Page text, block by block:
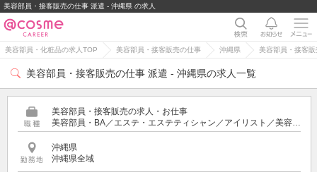
美容部員・接客販売の仕事 派遣 - 沖縄県 の求人
美容部員・化粧品の求人TOP 美容部員・接客販売の仕事 沖縄県 美容部員・接客
美容部員・接客販売の仕事 派遣 - 沖縄県の求人一覧
美容部員・接客販売の求人・お仕事
美容部員・BA／エステ・エステティシャン／アイリスト／美容師／受付・フロント
沖縄県
沖縄県全域